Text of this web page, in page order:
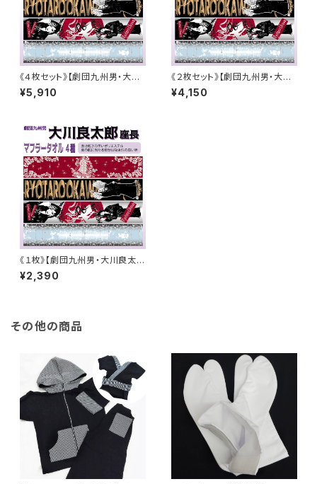
《４枚セット》【劇団九州男・大川
良太郎座長】マフラータオル《選
べる！》
¥5,910
《２枚セット》【劇団九州男・大川
良太郎座長】マフラータオル《選
べる！》
¥4,150
《１枚》【劇団九州男・大川良太郎
座長】マフラータオル《選べる！》
¥2,390
その他の商品